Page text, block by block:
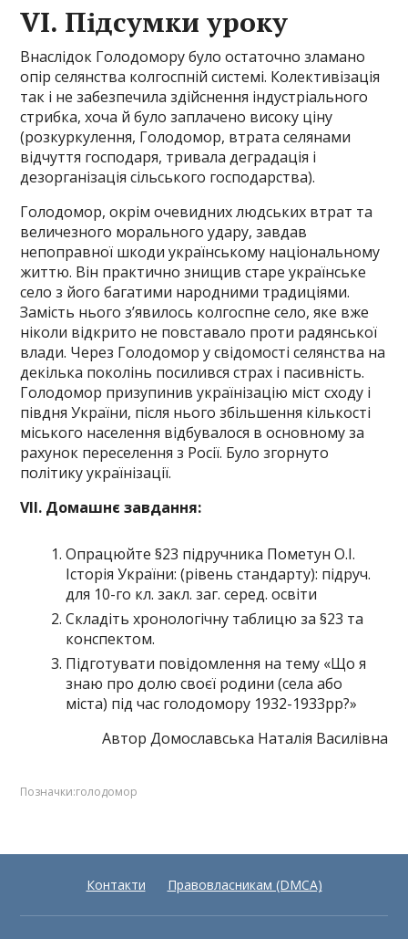
VI. Підсумки уроку
Внаслідок Голодомору було остаточно зламано
опір селянства колгоспній системі. Колективізація
так і не забезпечила здійснення індустріального
стрибка, хоча й було заплачено високу ціну
(розкуркулення, Голодомор, втрата селянами
відчуття господаря, тривала деградація і
дезорганізація сільського господарства).
Голодомор, окрім очевидних людських втрат та
величезного морального удару, завдав
непоправної шкоди українському національному
життю. Він практично знищив старе українське
село з його багатими народними традиціями.
Замість нього з’явилось колгоспне село, яке вже
ніколи відкрито не повставало проти радянської
влади. Через Голодомор у свідомості селянства на
декілька поколінь посилився страх і пасивність.
Голодомор призупинив українізацію міст сходу і
півдня України, після нього збільшення кількості
міського населення відбувалося в основному за
рахунок переселення з Росії. Було згорнуто
політику українізації.
VІI. Домашнє завдання:
Опрацюйте §23 підручника Пометун О.І.
Історія України: (рівень стандарту): підруч.
для 10-го кл. закл. заг. серед. освіти
Складіть хронологічну таблицю за §23 та
конспектом.
Підготувати повідомлення на тему «Що я
знаю про долю своєї родини (села або
міста) під час голодомору 1932-1933рр?»
Автор Домославська Наталія Василівна
Позначки:голодомор
Контакти Правовласникам (DMCA)